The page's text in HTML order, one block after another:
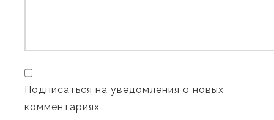
Подписаться на уведомления о новых
комментариях